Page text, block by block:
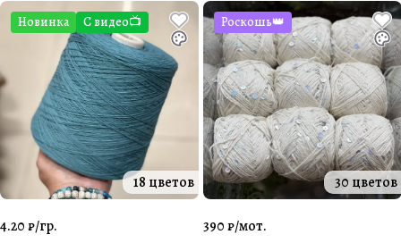
Новинка С видео📺
18 цветов
4.20 ₽/гр.
Роскошь👑
30 цветов
390 ₽/мот.